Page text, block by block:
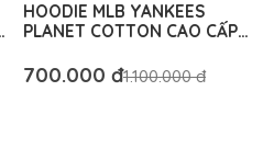
HOODIE MLB YANKEES
PLANET COTTON CAO CẤP
AUTHENTIC
700.000 đ1.100.000 đ